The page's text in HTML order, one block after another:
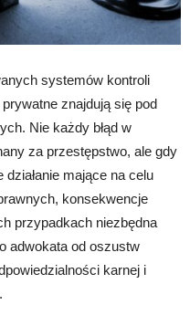
systemów kontroli
znajdują się pod
Nie każdy błąd w
za przestępstwo, ale gdy
mające na celu
konsekwencje
przypadkach niezbędna
adwokata od oszustw
karnej i